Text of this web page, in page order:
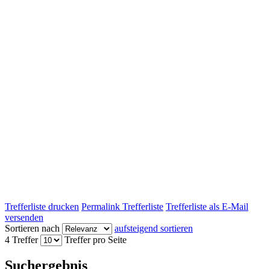
Trefferliste drucken Permalink Trefferliste Trefferliste als E-Mail
versenden
Sortieren nach
aufsteigend sortieren
4 Treffer
Treffer pro Seite
Suchergebnis